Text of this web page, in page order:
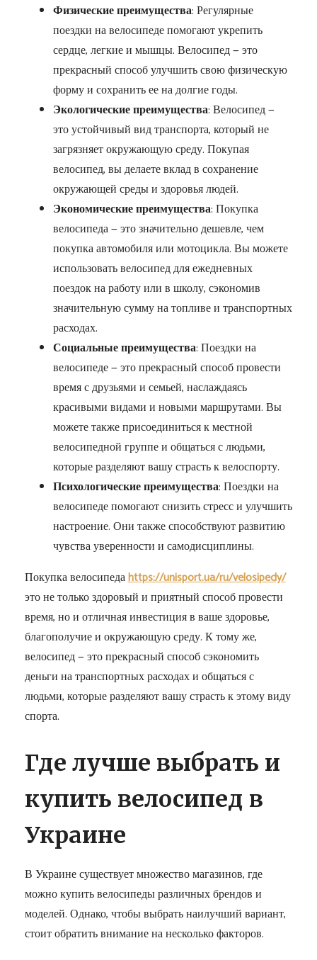
Физические преимущества: Регулярные
поездки на велосипеде помогают укрепить
сердце, легкие и мышцы. Велосипед — это
прекрасный способ улучшить свою физическую
форму и сохранить ее на долгие годы.
Экологические преимущества: Велосипед —
это устойчивый вид транспорта, который не
загрязняет окружающую среду. Покупая
велосипед, вы делаете вклад в сохранение
окружающей среды и здоровья людей.
Экономические преимущества: Покупка
велосипеда — это значительно дешевле, чем
покупка автомобиля или мотоцикла. Вы можете
использовать велосипед для ежедневных
поездок на работу или в школу, сэкономив
значительную сумму на топливе и транспортных
расходах.
Социальные преимущества: Поездки на
велосипеде — это прекрасный способ провести
время с друзьями и семьей, наслаждаясь
красивыми видами и новыми маршрутами. Вы
можете также присоединиться к местной
велосипедной группе и общаться с людьми,
которые разделяют вашу страсть к велоспорту.
Психологические преимущества: Поездки на
велосипеде помогают снизить стресс и улучшить
настроение. Они также способствуют развитию
чувства уверенности и самодисциплины.
Покупка велосипедаhttps://unisport.ua/ru/velosipedy/
это не только здоровый и приятный способ провести
время, но и отличная инвестиция в ваше здоровье,
благополучие и окружающую среду. К тому же,
велосипед — это прекрасный способ сэкономить
деньги на транспортных расходах и общаться с
людьми, которые разделяют вашу страсть к этому виду
спорта.
Где лучше выбрать и
купить велосипед в
Украине
В Украине существует множество магазинов, где
можно купить велосипеды различных брендов и
моделей. Однако, чтобы выбрать наилучший вариант,
стоит обратить внимание на несколько факторов.